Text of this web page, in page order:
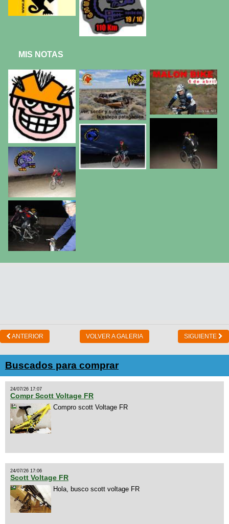
MIS NOTAS
ANTERIOR VOLVER A GALERIA SIGUIENTE
Buscados para comprar
24/07/26 17:07
Compr Scott Voltage FR
Compro scott Voltage FR
24/07/26 17:06
Scott Voltage FR
Hola, busco scott voltage FR